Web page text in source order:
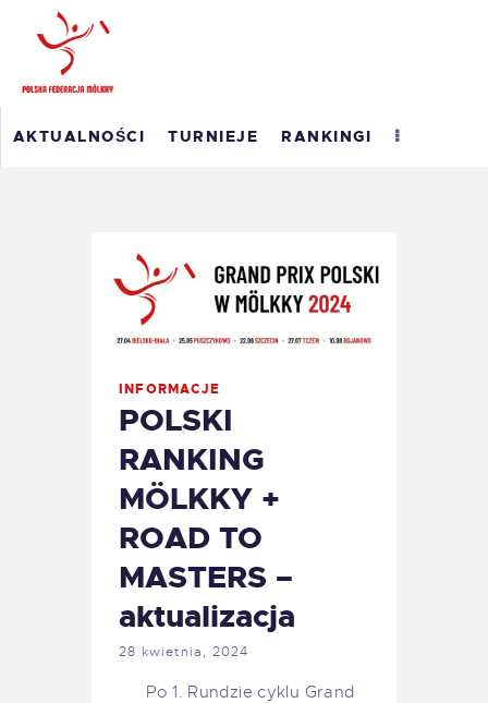
AKTUALNOŚCI TURNIEJE RANKINGI
POLSKI RANKING
WYNIKI
O PFM
EM 2023
INFORMACJE
POLSKI
RANKING
MÖLKKY +
ROAD TO
MASTERS –
aktualizacja
28 kwietnia, 2024
Po 1. Rundzie cyklu Grand